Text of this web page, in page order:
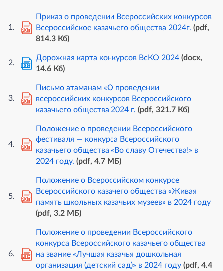
PDF
Приказ о проведении Всероссийских конкурсов
Всероссийское казачьего общества 2024г. (pdf,
814.3 Кб)
DOC
Дорожная карта конкурсов ВсКО 2024 (docx,
14.6 Кб)
PDF
Письмо атаманам «О проведении
всероссийских конкурсов Всероссийского
казачьего общества 2024 г. (pdf, 321.7 Кб)
PDF
Положение о проведении Всероссийского
фестиваля — конкурса Всероссийского
казачьего общества «Во славу Отечества!» в
2024 году. (pdf, 4.7 MБ)
PDF
Положение о Всероссийском конкурсе
Всероссийского казачего общества «Живая
память школьных казачьих музеев» в 2024 году
(pdf, 3.2 MБ)
PDF
Положение о проведении Всероссийского
конкурса Всероссийского казачьего общества
на звание «Лучшая казачья дошкольная
организация (детский сад)» в 2024 году (pdf, 4.4